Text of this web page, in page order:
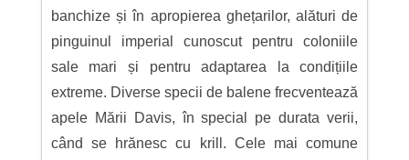
banchize și în apropierea ghețarilor, alături de
pinguinul imperial cunoscut pentru coloniile
sale mari și pentru adaptarea la condițiile
extreme. Diverse specii de balene frecventează
apele Mării Davis, în special pe durata verii,
când se hrănesc cu krill. Cele mai comune